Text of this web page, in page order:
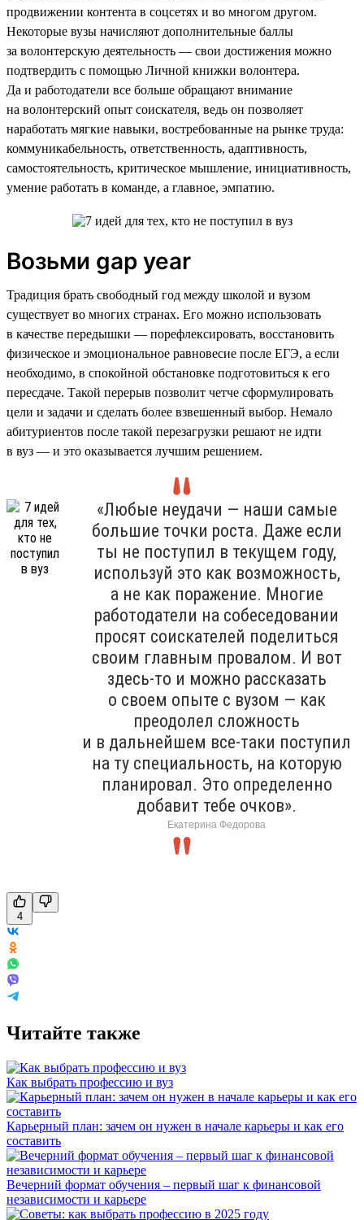
продвижении контента в соцсетях и во многом другом.
Некоторые вузы начисляют дополнительные баллы
за волонтерскую деятельность — свои достижения можно
подтвердить с помощью Личной книжки волонтера.
Да и работодатели все больше обращают внимание
на волонтерский опыт соискателя, ведь он позволяет
наработать мягкие навыки, востребованные на рынке труда:
коммуникабельность, ответственность, адаптивность,
самостоятельность, критическое мышление, инициативность,
умение работать в команде, а главное, эмпатию.
Возьми gap year
Традиция брать свободный год между школой и вузом
существует во многих странах. Его можно использовать
в качестве передышки — порефлексировать, восстановить
физическое и эмоциональное равновесие после ЕГЭ, а если
необходимо, в спокойной обстановке подготовиться к его
пересдаче. Такой перерыв позволит четче сформулировать
цели и задачи и сделать более взвешенный выбор. Немало
абитуриентов после такой перезагрузки решают не идти
в вуз — и это оказывается лучшим решением.
«Любые неудачи — наши самые
большие точки роста. Даже если
ты не поступил в текущем году,
используй это как возможность,
а не как поражение. Многие
работодатели на собеседовании
просят соискателей поделиться
своим главным провалом. И вот
здесь-то и можно рассказать
о своем опыте с вузом — как
преодолел сложность
и в дальнейшем все-таки поступил
на ту специальность, на которую
планировал. Это определенно
добавит тебе очков».
Екатерина Федорова
4
Читайте также
Как выбрать профессию и вуз
Карьерный план: зачем он нужен в начале карьеры и как его
составить
Вечерний формат обучения – первый шаг к финансовой
независимости и карьере